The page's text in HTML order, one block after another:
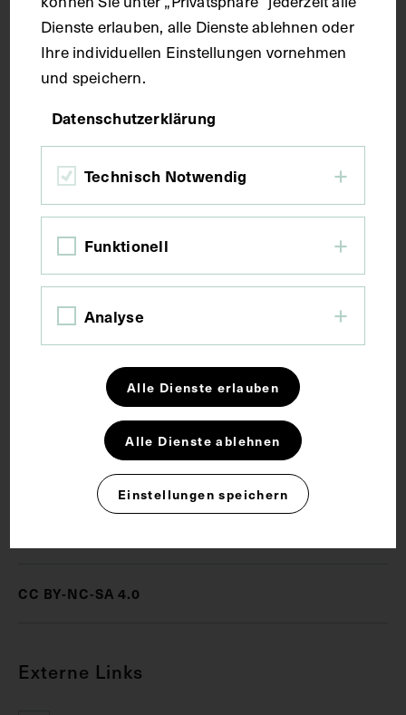
Kupferstich
Maße
Bildmaß 18 x 13,6 cm
Bildmaß inkl. Untergrund 27 x 19 cm
Kurzbeschreibung
Der Kupferstich wurde von Simon Grimm, Augsburg,
angefertigt.
Schlagwörter
Arzt Leibarzt
CC BY-NC-SA 4.0
Externe Links
Dienste erlauben, alle Dienste ablehnen oder
Ihre individuellen Einstellungen vornehmen
und speichern.
Datenschutzerklärung
Technisch Notwendig
Funktionell
Analyse
Alle Dienste erlauben
Alle Dienste ablehnen
Einstellungen speichern